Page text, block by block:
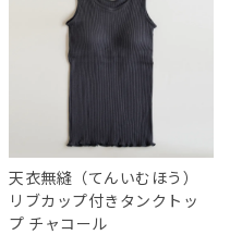
天衣無縫（てんいむほう）
リブカップ付きタンクトッ
プ チャコール